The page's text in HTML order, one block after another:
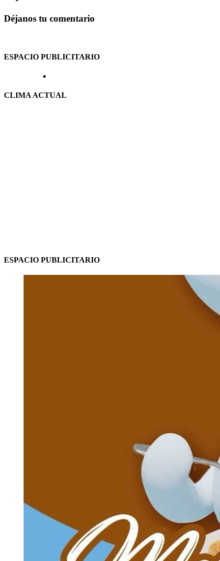
Déjanos tu comentario
ESPACIO PUBLICITARIO
CLIMA ACTUAL
ESPACIO PUBLICITARIO